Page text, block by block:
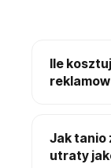
Ile
Jak tanio
utraty